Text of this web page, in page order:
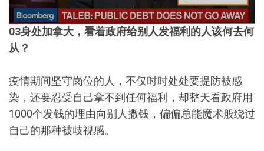
03身处加拿大，看着政府给别人发福利的人该何去何
从？
疫情期间坚守岗位的人，不仅时时处处要提防被感
染，还要忍受自己拿不到任何福利，却整天看政府用
1000个发钱的理由向别人撒钱，偏偏总能魔术般绕过
自己的那种被歧视感。